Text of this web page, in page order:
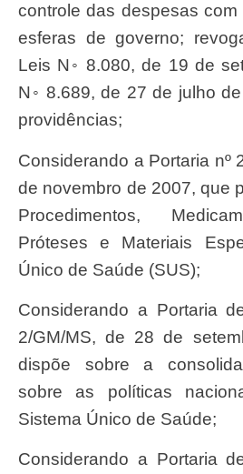
controle das despesas
esferas de governo;
Leis N◦ 8.080, de 19 de
N◦ 8.689, de 27 de julho
providências;
Considerando a Portaria nº 2.848/GM/MS, de 6
de novembro de 2007, que
Procedimentos,
Próteses e Materiais
Único de Saúde (SUS);
Considerando a Portaria de Consolidação nº
2/GM/MS, de 28 de
dispõe sobre a
sobre as políticas
Sistema Único de Saúde;
Considerando a Portaria de Consolidação nº